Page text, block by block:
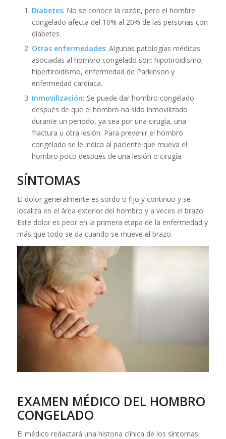
Diabetes: No se conoce la razón, pero el hombre
congelado afecta del 10% al 20% de las personas con
diabetes.
Otras enfermedades: Algunas patologías médicas
asociadas al hombro congelado son: hipotiroidismo,
hipertiroidismo, enfermedad de Parkinson y
enfermedad cardíaca.
Inmovilización: Se puede dar hombro congelado
después de que el hombro ha sido inmovilizado
durante un periodo, ya sea por una cirugía, una
fractura u otra lesión. Para prevenir el hombro
congelado se le indica al paciente que mueva el
hombro poco después de una lesión o cirugía.
SÍNTOMAS
El dolor generalmente es sordo o fijo y continuo y se
localiza en el área exterior del hombro y a veces el brazo.
Este dolor es peor en la primera etapa de la enfermedad y
más que todo se da cuando se mueve el brazo.
EXAMEN MÉDICO DEL HOMBRO
CONGELADO
El médico redactará una historia clínica de los síntomas